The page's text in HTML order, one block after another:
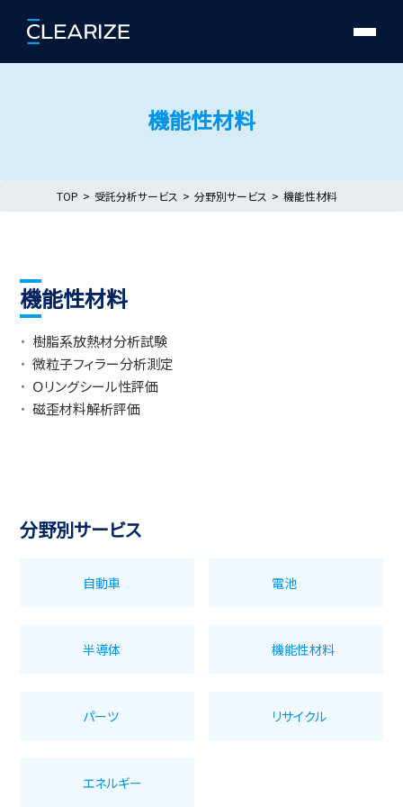
機能性材料
TOP 受託分析サービス 分野別サービス 機能性材料
機能性材料
樹脂系放熱材分析試験
微粒子フィラー分析測定
Ｏリングシール性評価
磁歪材料解析評価
分野別サービス
自動車 電池
半導体 機能性材料
パーツ リサイクル
エネルギー